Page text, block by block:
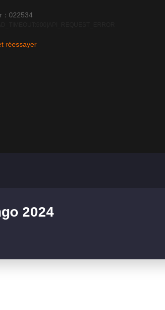
：022534
réessayer
2024